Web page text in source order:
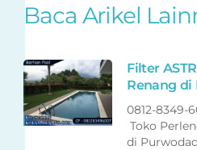
Baca Arikel
Filter
Renang di
0812-8349-
Toko
di